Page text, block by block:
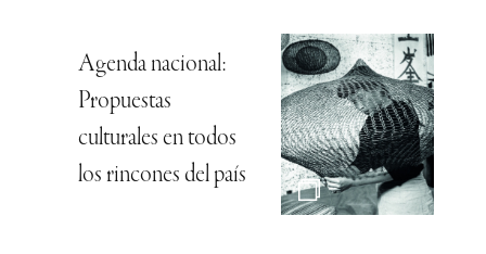
Agenda nacional:
Propuestas
culturales en todos
los rincones del país